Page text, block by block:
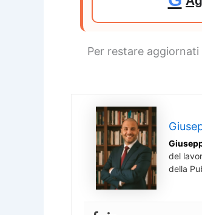
Per restare
del
della